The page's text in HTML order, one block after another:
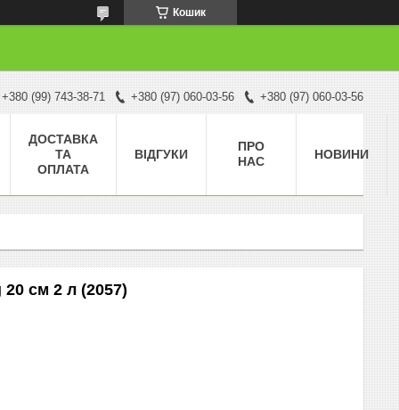
Кошик
+380 (99) 743-38-71 +380 (97) 060-03-56 +380 (97) 060-03-56
ДОСТАВКА
ТА
ОПЛАТА
ВІДГУКИ
ПРО
НАС
НОВИНИ
см 2 л (2057)